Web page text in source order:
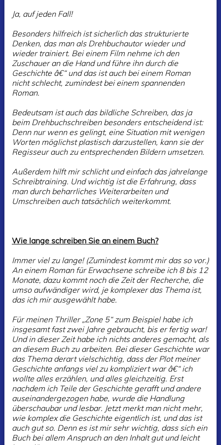
Ja, auf jeden Fall!
Besonders hilfreich ist sicherlich das strukturierte
Denken, das man als Drehbuchautor wieder und
wieder trainiert. Bei einem Film nehme ich den
Zuschauer an die Hand und führe ihn durch die
Geschichte â€“ und das ist auch bei einem Roman
nicht schlecht, zumindest bei einem spannenden
Roman.
Bedeutsam ist auch das bildliche Schreiben, das ja
beim Drehbuchschreiben besonders entscheidend ist:
Denn nur wenn es gelingt, eine Situation mit wenigen
Worten möglichst plastisch darzustellen, kann sie der
Regisseur auch zu entsprechenden Bildern umsetzen.
Außerdem hilft mir schlicht und einfach das jahrelange
Schreibtraining. Und wichtig ist die Erfahrung, dass
man durch beharrliches Weiterarbeiten und
Umschreiben auch tatsächlich weiterkommt.
Wie lange schreiben Sie an einem Buch?
Immer viel zu lange! (Zumindest kommt mir das so vor.)
An einem Roman für Erwachsene schreibe ich 8 bis 12
Monate, dazu kommt noch die Zeit der Recherche, die
umso aufwändiger wird, je komplexer das Thema ist,
das ich mir ausgewählt habe.
Für meinen Thriller „Zone 5“ zum Beispiel habe ich
insgesamt fast zwei Jahre gebraucht, bis er fertig war!
Und in dieser Zeit habe ich nichts anderes gemacht, als
an diesem Buch zu arbeiten. Bei dieser Geschichte war
das Thema derart vielschichtig, dass der Plot meiner
Geschichte anfangs viel zu kompliziert war â€“ ich
wollte alles erzählen, und alles gleichzeitig. Erst
nachdem ich Teile der Geschichte gerafft und andere
auseinandergezogen habe, wurde die Handlung
überschaubar und lesbar. Jetzt merkt man nicht mehr,
wie komplex die Geschichte eigentlich ist, und das ist
auch gut so. Denn es ist mir sehr wichtig, dass sich ein
Buch bei allem Anspruch an den Inhalt gut und leicht